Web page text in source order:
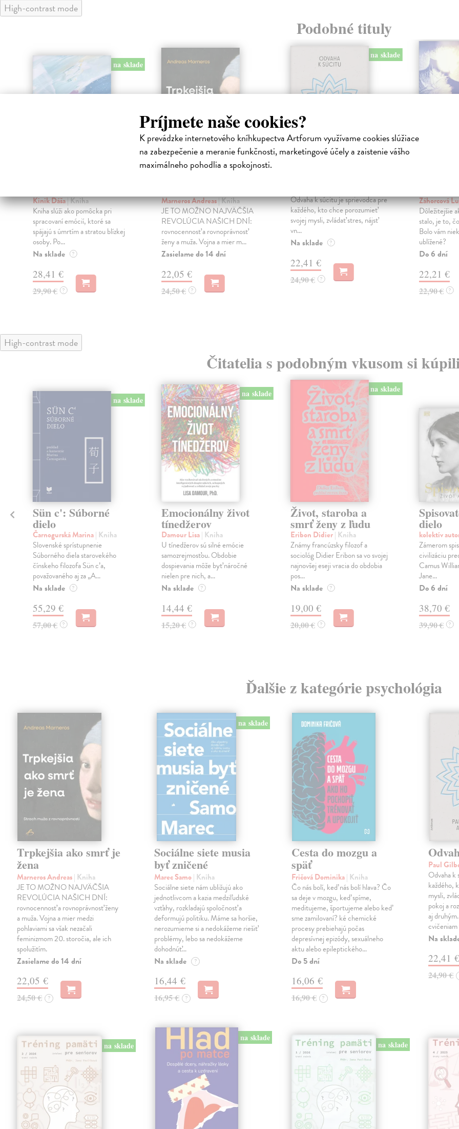
Príjmete naše cookies?
K prevádzke internetového kníhkupectva Artforum využívame cookies slúžiace
na zabezpečenie a meranie funkčnosti, marketingové účely a zaistenie vášho
maximálneho pohodlia a spokojnosti.
High-contrast mode
Podobné tituly
na sklade
Kinik Dáša| Kniha
Kniha slúži ako pomôcka pri
spracovaní emócií, ktoré sa
spájajú s úmrtím a stratou blízkej
osoby. Po...
Na sklade ?
28,41 €
29,90 € ?
Marneros Andreas| Kniha
JE TO MOŽNO NAJVÄČŠIA
REVOLÚCIA NAŠICH DNÍ:
rovnocennosť a rovnoprávnosť
ženy a muža. Vojna a mier m...
Zasielame do 14 dní
22,05 €
24,50 € ?
na sklade
Odvaha k súcitu je sprievodca pre
každého, kto chce porozumieť
svojej mysli, zvládať stres, nájsť
vn...
Na sklade ?
22,41 €
24,90 € ?
Ako
Záhorcová
Dôležitejšie
stalo, je to,
Bolo vám
ublížené?
Do 6 dní
22,21 €
22,90 € ?
High-contrast mode
Čitatelia s podobným vkusom si
na sklade
Sün c': Súborné
dielo
Čarnogurská Marina| Kniha
Slovenské sprístupnenie
Súborného diela starovekého
čínskeho filozofa Sün c’a,
považovaného aj za „A...
Na sklade ?
55,29 €
57,00 € ?
na sklade
Emocionálny život
tínedžerov
Damour Lisa| Kniha
U tínedžerov sú silné emócie
samozrejmosťou. Obdobie
dospievania môže byť náročné
nielen pre nich, a...
Na sklade ?
14,44 €
15,20 € ?
na sklade
Život, staroba a
smrť ženy z ľudu
Eribon Didier| Kniha
Známy francúzsky filozof a
sociológ Didier Eribon sa vo svojej
najnovšej eseji vracia do obdobia
pos...
Na sklade ?
19,00 €
20,00 € ?
dielo
kolektív
Zámerom
civilizáciu
Camus
Jane...
Do 6 dní
38,70 €
39,90 € ?
Ďalšie z kategórie psychológia
Trpkejšia ako smrť je
žena
Marneros Andreas| Kniha
JE TO MOŽNO NAJVÄČŠIA
REVOLÚCIA NAŠICH DNÍ:
rovnocennosť a rovnoprávnosť ženy
a muža. Vojna a mier medzi
pohlaviami sa však nezačali
feminizmom 20. storočia, ale ich
spolužitím.
Zasielame do 14 dní
22,05 €
24,50 € ?
na sklade
Sociálne siete musia
byť zničené
Marec Samo| Kniha
Sociálne siete nám ubližujú ako
jednotlivcom a kazia medziľudské
vzťahy, rozkladajú spoločnosť a
deformujú politiku. Máme sa horšie,
nerozumieme si a nedokážeme riešiť
problémy, lebo sa nedokážeme
dohodnúť…
Na sklade ?
16,44 €
16,95 € ?
Cesta do mozgu a
späť
Fričová Dominika| Kniha
Čo nás bolí, keď nás bolí hlava? Čo
sa deje v mozgu, keď spíme,
meditujeme, športujeme alebo keď
sme zamilovaní? ké chemické
procesy prebiehajú počas
depresívnej epizódy, sexuálneho
aktu alebo epileptického…
Do 5 dní
16,06 €
16,90 € ?
Paul
Odvaha k
každého,
mysli,
pokoj a
aj
Na
22,41 €
24,90 €
na sklade
na sklade
na sklade